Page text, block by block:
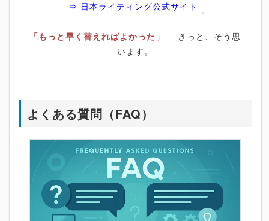
⇒ 日本ライティング公式サイト
「もっと早く替えればよかった」 ──きっと、そう思
います。
よくある質問（FAQ）